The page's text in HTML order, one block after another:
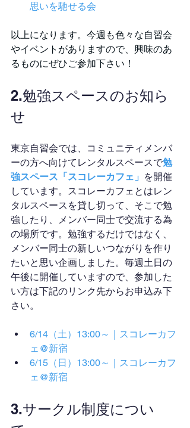
思いを馳せる会
以上になります。今週も色々な自習会
やイベントがありますので、興味のあ
るものにぜひご参加下さい！
2.勉強スペースのお知ら
せ
東京自習会では、コミュニティメンバ
ーの方へ向けてレンタルスペースで勉
強スペース「スコレーカフェ」 を開催
しています。スコレーカフェとはレン
タルスペースを貸し切って、そこで勉
強したり、メンバー同士で交流する為
の場所です。勉強するだけではなく、
メンバー同士の新しいつながりを作り
たいと思い企画しました。毎週土日の
午後に開催していますので、参加した
い方は下記のリンク先からお申込み下
さい。
6/14（土）13:00～｜スコレーカフ
ェ@新宿
6/15（日）13:00～｜スコレーカフ
ェ@新宿
3.サークル制度につい